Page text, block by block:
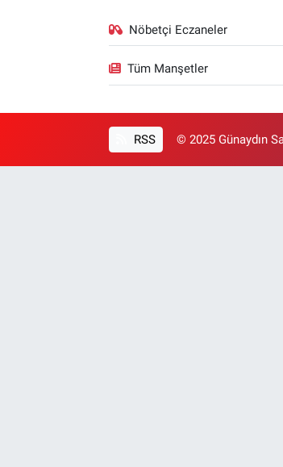
Nöbetçi Eczaneler
Tüm Manşetler
RSS © 2025 Günaydın